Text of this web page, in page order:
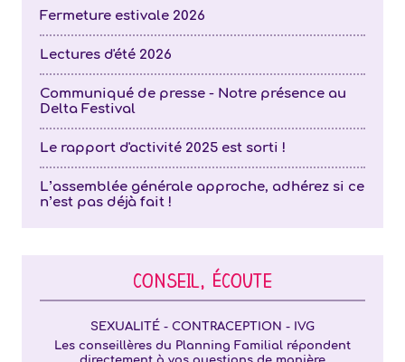
Fermeture estivale 2026
Lectures d'été 2026
Communiqué de presse - Notre présence au
Delta Festival
Le rapport d'activité 2025 est sorti !
L’assemblée générale approche, adhérez si ce
n’est pas déjà fait !
CONSEIL, ÉCOUTE
SEXUALITÉ - CONTRACEPTION - IVG
Les conseillères du Planning Familial répondent